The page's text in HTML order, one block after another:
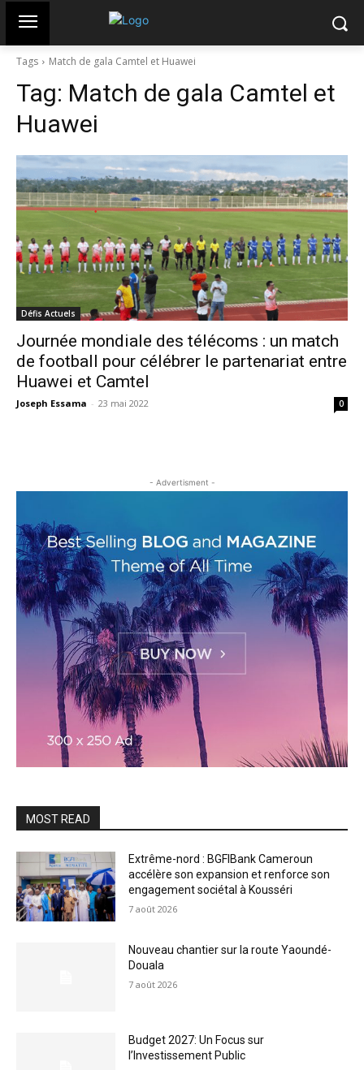
Tags Match de gala Camtel et Huawei
Tag: Match de gala Camtel et
Huawei
Défis Actuels
Journée mondiale des télécoms : un match
de football pour célébrer le partenariat entre
Huawei et Camtel
Joseph Essama - 23 mai 2022 0
- Advertisment -
MOST READ
Extrême-nord : BGFIBank Cameroun
accélère son expansion et renforce son
engagement sociétal à Kousséri
7 août 2026
Nouveau chantier sur la route Yaoundé-
Douala
7 août 2026
Budget 2027: Un Focus sur
l’Investissement Public